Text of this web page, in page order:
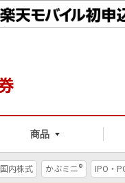
商品
国内株式 かぶミニ® IPO・